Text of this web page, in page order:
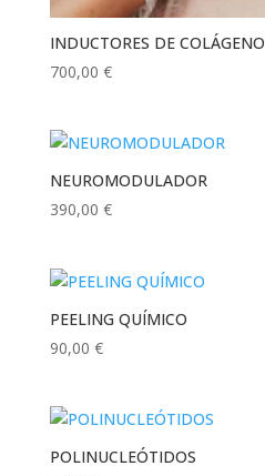
INDUCTORES DE COLÁGENO
700,00 €
NEUROMODULADOR
390,00 €
PEELING QUÍMICO
90,00 €
POLINUCLEÓTIDOS